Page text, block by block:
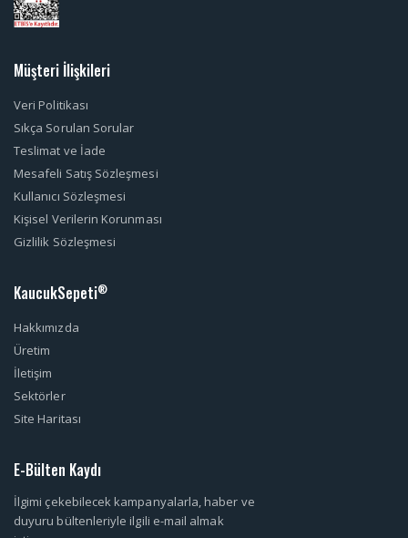
Müşteri İlişkileri
Veri Politikası
Sıkça Sorulan Sorular
Teslimat ve İade
Mesafeli Satış Sözleşmesi
Kullanıcı Sözleşmesi
Kişisel Verilerin Korunması
Gizlilik Sözleşmesi
KaucukSepeti®
Hakkımızda
Üretim
İletişim
Sektörler
Site Haritası
E-Bülten Kaydı
İlgimi çekebilecek kampanyalarla, haber ve
duyuru bültenleriyle ilgili e-mail almak